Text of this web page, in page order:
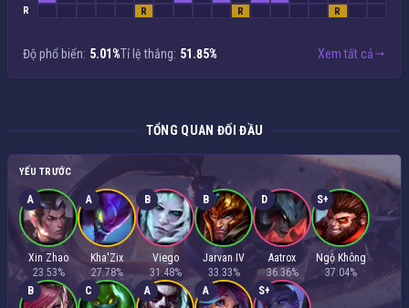
R
R R R
Độ phổ biến: 5.01%Tỉ lệ thắng: 51.85% Xem tất cả
TỔNG QUAN ĐỐI ĐẦU
YẾU TRƯỚC
A
Xin Zhao
23.53%
A
Kha'Zix
27.78%
B
Viego
31.48%
B
Jarvan IV
33.33%
D
Aatrox
36.36%
S+
Ngộ Không
37.04%
B
C A A S+